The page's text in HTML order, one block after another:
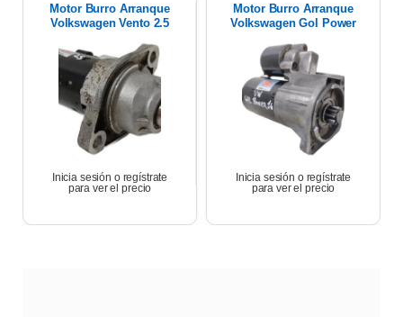
Motor Burro Arranque
Volkswagen Vento 2.5
Inicia sesión o regístrate
para ver el precio
Motor Burro Arranque
Volkswagen Gol Power
Inicia sesión o regístrate
para ver el precio